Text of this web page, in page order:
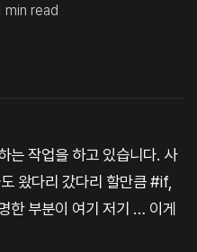
min read
는 작업을 하고 있습니다. 사
왔다리 갔다리 할만큼 #if,
한 부분이 여기 저기 … 이게